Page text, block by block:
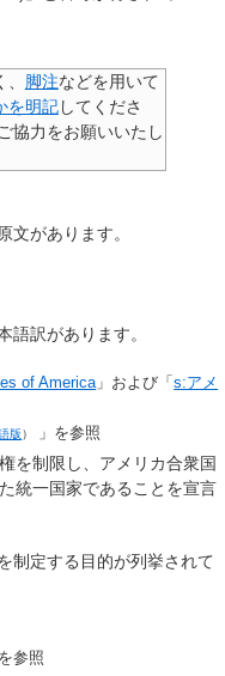
脚注などを用いて
を明記してくださ
協力をお願いいたし
文があります。
語訳があります。
of America 」および「s:アメ
版） 」を参照
を制限し、アメリカ合衆国
統一国家であることを宣言
制定する目的が列挙されて
参照